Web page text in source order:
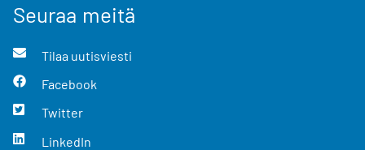
Seuraa meitä
Tilaa uutisviesti
Facebook
Twitter
LinkedIn